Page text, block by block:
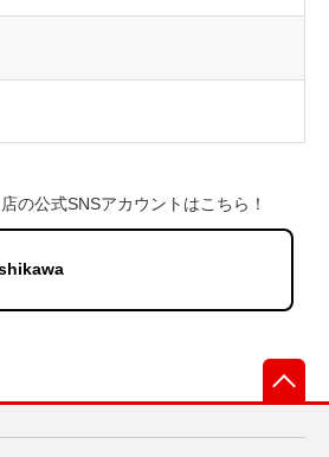
の公式SNSアカウントはこちら！